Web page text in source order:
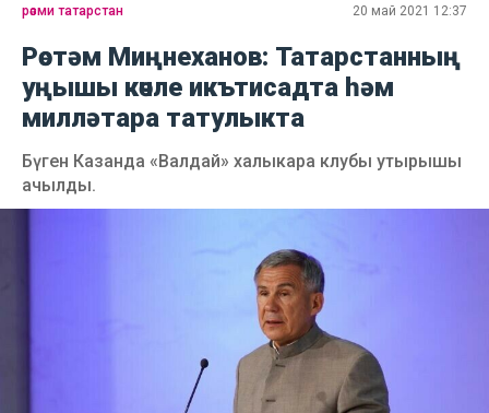
рәсми татарстан 20 май 2021 12:37
Рөстәм Миңнеханов: Татарстанның
уңышы көчле икътисадта һәм
милләтара татулыкта
Бүген Казанда «Валдай» халыкара клубы утырышы
ачылды.